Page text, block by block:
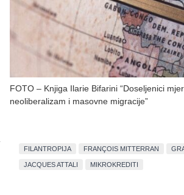
FOTO – Knjiga Ilarie Bifarini “Doseljenici
neoliberalizam i masovne migracije”
FILANTROPIJA FRANÇOIS MITTERRAN
JACQUES ATTALI MIKROKREDITI